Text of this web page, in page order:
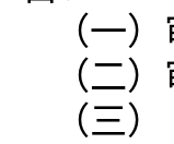
（一
（二
（三